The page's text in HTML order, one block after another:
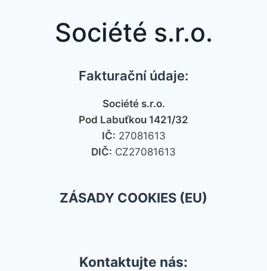
Société s.r.o.
Fakturační údaje:
Société s.r.o.
Pod Labuťkou 1421/32
IČ: 27081613
DIČ: CZ27081613
ZÁSADY COOKIES (EU)
Kontaktujte nás: